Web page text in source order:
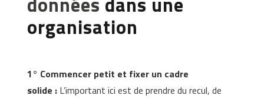
organisation
1° Commencer petit et fixer un cadre
solide : L’important ici est de prendre du recul, de